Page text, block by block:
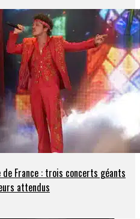
de France : trois concerts géants
attendus